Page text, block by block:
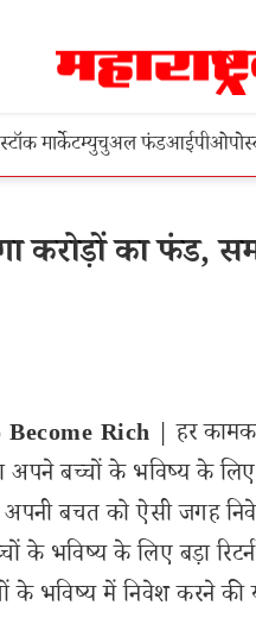
स्टॉक मार्केटम्युचुअल फंडआईपीओ
करोड़ों का फंड,
Rich | हर
अपने बच्चों के भविष्य के लिए
बचत को ऐसी जगह
के भविष्य के लिए बड़ा
के भविष्य में निवेश करने की